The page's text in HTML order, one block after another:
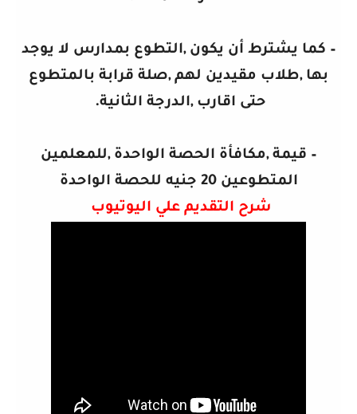
– كما يشترط أن يكون ,التطوع بمدارس لا يوجد
بها ,طلاب مقيدين لهم ,صلة قرابة بالمتطوع
حتى اقارب ,الدرجة الثانية.
– قيمة ,مكافأة الحصة الواحدة ,للمعلمين
المتطوعين 20 جنيه للحصة الواحدة
شرح التقديم علي اليوتيوب